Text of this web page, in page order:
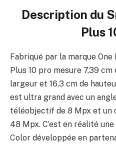
Description du
Plus
Fabriqué par la marque
Plus 10 pro mesure 7,39
largeur et 16,3 cm de
est ultra grand avec un
téléobjectif de 8 Mpx et un
48 Mpx. C’est en réalité
Color développée en